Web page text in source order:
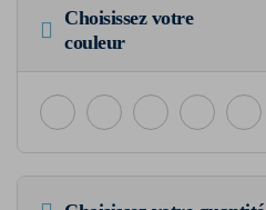
Choisissez votre
couleur